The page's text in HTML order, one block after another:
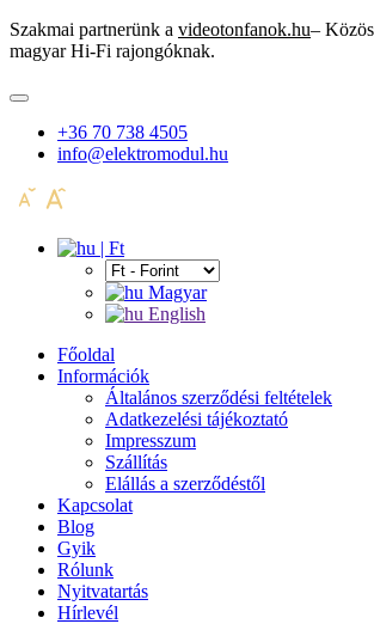
Szakmai partnerünk a videotonfanok.hu–
magyar Hi-Fi rajongóknak.
+36 70 738 4505
info@elektromodul.hu
| Ft
Magyar
English
Főoldal
Információk
Általános szerződési feltételek
Adatkezelési tájékoztató
Impresszum
Szállítás
Elállás a szerződéstől
Kapcsolat
Blog
Gyik
Rólunk
Nyitvatartás
Hírlevél